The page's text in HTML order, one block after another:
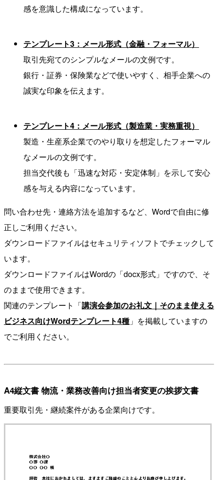
感を意識した構成になっています。
テンプレート3：メール形式（金融・フォーマル）
取引先宛てのシンプルなメールの文例です。
銀行・証券・保険業などで使いやすく、相手企業への
誠実な印象を伝えます。
テンプレート4：メール形式（製造業・実務重視）
製造・生産系企業でのやり取りを想定したフォーマル
なメールの文例です。
担当交代後も「迅速な対応・安定体制」を示して安心
感を与える内容になっています。
問い合わせ先・連絡方法を追加するなど、Wordで自由に修
正しご利用ください。
ダウンロードファイルはセキュリティソフトでチェックして
います。
ダウンロードファイルはWordの「docx形式」ですので、そ
のままで使用できます。
関連のテンプレート「講演会参加のお礼文｜そのまま使える
ビジネス向けWordテンプレート4種 」を掲載していますの
でご利用ください。
A4縦文書 物流・業務改善向け担当者変更の挨拶文書
重要取引先・継続案件がある企業向けです。